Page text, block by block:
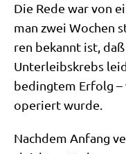
Die Rede war von
man zwei Wochen
ren bekannt ist,
Unter­leibs­krebs
beding­tem Erfolg –
ope­riert wurde.
Nach­dem Anfang